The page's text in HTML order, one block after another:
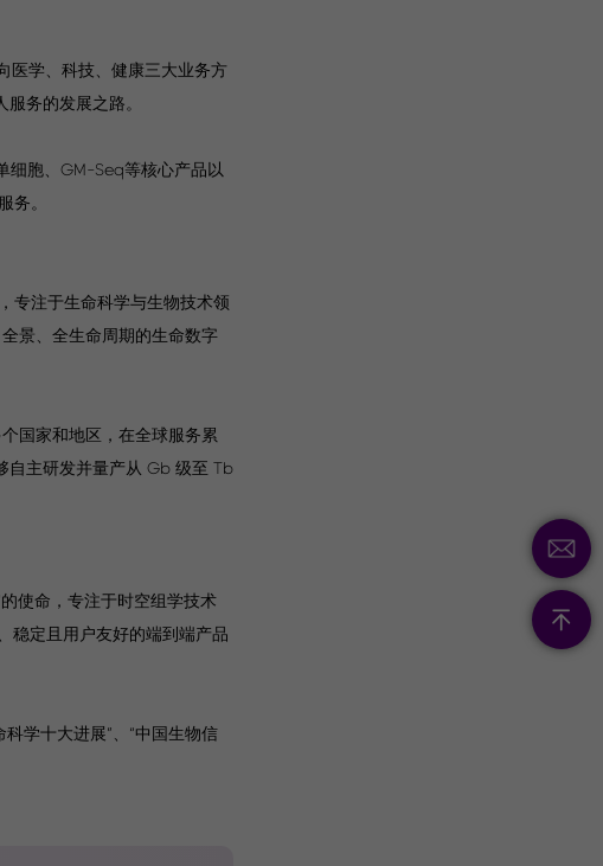
医学、科技、健康三大业务方
务的发展之路。
细胞、GM-Seq等核心产品以
务。
专注于生命科学与生物技术领
景、全生命周期的生命数字
国家和地区，在全球服务累
自主研发并量产从 Gb 级至 Tb
使命，专注于时空组学技术
稳定且用户友好的端到端产品
学十大进展”、“中国生物信